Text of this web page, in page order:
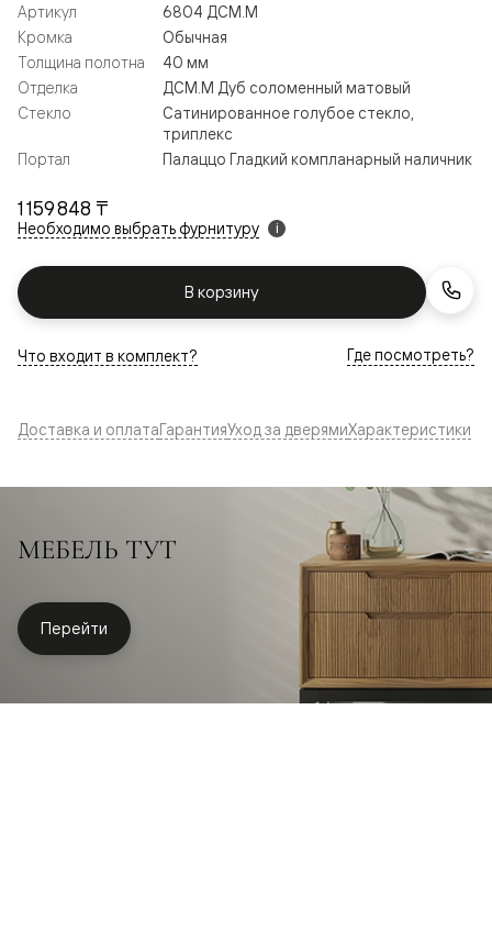
1 159 848 ₸
Необходимо выбрать фурнитуру i
В корзину
Артикул
6804 ДСМ.М
Кромка
Обычная
Толщина полотна
40 мм
Отделка
ДСМ.М Дуб соломенный матовый
Стекло
Сатинированное голубое стекло,
триплекс
Портал
Палаццо Гладкий компланарный наличник
Что входит в комплект? Где посмотреть?
Доставка и оплатаГарантияУход за дверямиХарактеристики
МЕБЕЛЬ ТУТ
Перейти